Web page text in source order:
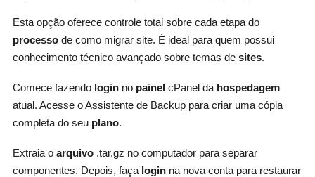
Esta opção oferece controle total sobre cada etapa do
processode como migrar site. É ideal para quem possui
conhecimento técnico avançado sobre temas de sites.
Comece fazendo loginno painelcPanel da hospedagem
atual. Acesse o Assistente de Backup para criar uma cópia
completa do seu plano.
Extraia o arquivo.tar.gz no computador para separar
componentes. Depois, faça loginna nova conta para restaurar